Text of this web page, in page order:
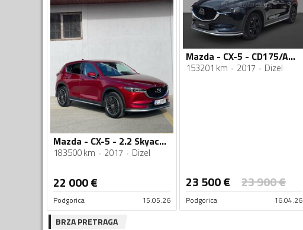
Mazda - CX-5 - 2.2 Skyactiv D
183500 km 2017 Dizel
22 000€
Podgorica 15.05.26
Mazda - CX-5 - CD175/AWD/AT/REVOLUTION TOP
153201 km 2017 Dizel
23 500€ 23 900€
Podgorica 16.04.26
BRZA PRETRAGA